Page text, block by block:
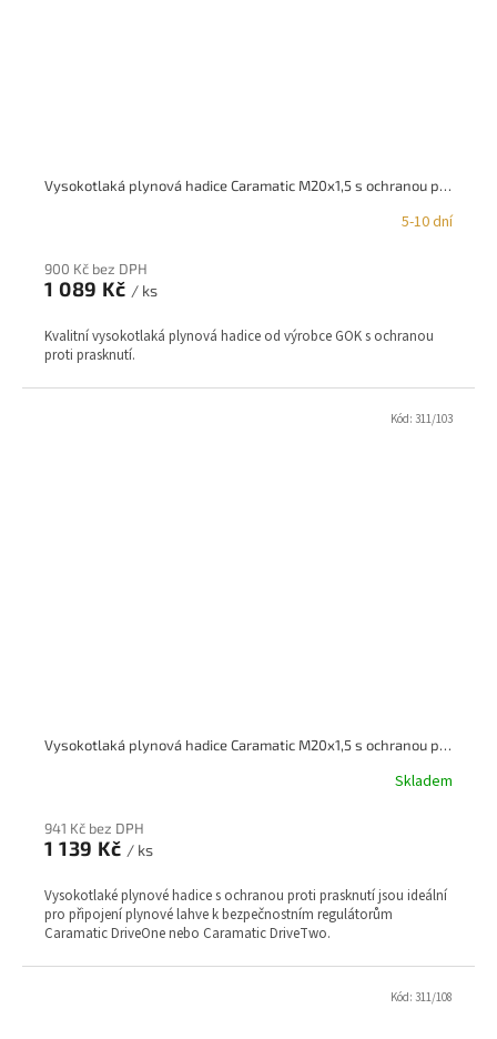
Vysokotlaká plynová hadice Caramatic M20x1,5 s ochranou proti prasknutí, 450 mm G.12
5-10 dní
900 Kč bez DPH
1 089 Kč / ks
Kvalitní vysokotlaká plynová hadice od výrobce GOK s ochranou
proti prasknutí.
Vysokotlaká plynová hadice Caramatic M20x1,5 s ochranou proti prasknutí, 450 mm G.8
Skladem
941 Kč bez DPH
1 139 Kč / ks
Vysokotlaké plynové hadice s ochranou proti prasknutí jsou ideální
pro připojení plynové lahve k bezpečnostním regulátorům
Caramatic DriveOne nebo Caramatic DriveTwo.
Kód: 311/103
Kód: 311/108